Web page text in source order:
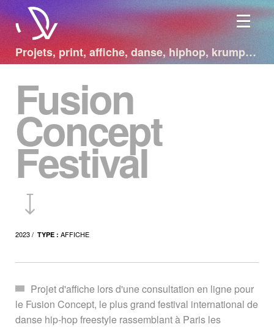
Aller au contenu principal
Projets, print, affiche, danse, hiphop, krump…
Fusion
Concept
Festival
2023 / TYPE : AFFICHE
Projet d'affiche lors d'une consultation en ligne pour
le Fusion Concept, le plus grand festival international de
danse hip-hop freestyle rassemblant à Paris les